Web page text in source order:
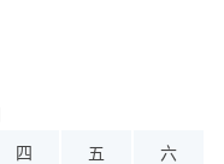
四 五 六